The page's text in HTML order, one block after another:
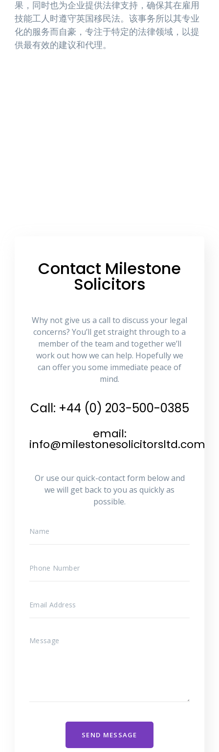
果，同时也为企业提供法律支持，确保其在雇用
技能工人时遵守英国移民法。该事务所以其专业
化的服务而自豪，专注于特定的法律领域，以提
供最有效的建议和代理。
Contact Milestone
Solicitors
Why not give us a call to discuss your legal
concerns? You’ll get straight through to a
member of the team and together we’ll
work out how we can help. Hopefully we
can offer you some immediate peace of
mind.
Call: +44 (0) 203-500-0385
email:
info@milestonesolicitorsltd.com
Or use our quick-contact form below and
we will get back to you as quickly as
possible.
SEND MESSAGE